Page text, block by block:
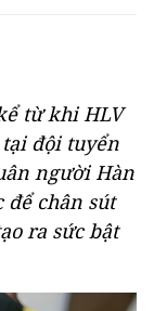
từ khi HLV
đội tuyển
người Hàn
để chân sút
ra sức bật